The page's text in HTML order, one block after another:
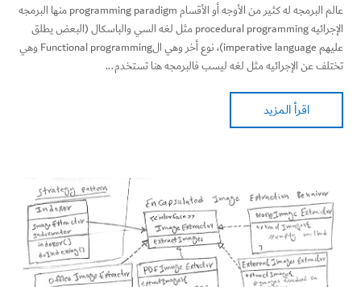
عالم البرمجه له كثير من الأوجه أو الأقسام programming paradigm منها البرمجه
الإجرائيه procedural programming مثل لغه السي والباسكال (البعض يطلق
عليهم imperative language)، نوع أخر وهي الFunctional programming وهي
تختلف عن الإجرائيه مثل لغه ليسب فالبرمجه هنا تستخدم...
اقرأ المزيد